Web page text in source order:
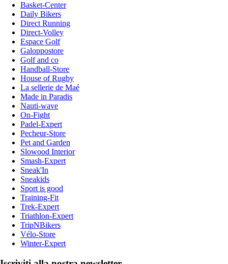
Basket-Center
Daily Bikers
Direct Running
Direct-Volley
Espace Golf
Galoppostore
Golf and co
Handball-Store
House of Rugby
La sellerie de Maé
Made in Paradis
Nauti-wave
On-Fight
Padel-Expert
Pecheur-Store
Pet and Garden
Slowood Interior
Smash-Expert
Sneak'In
Sneakids
Sport is good
Training-Fit
Trek-Expert
Triathlon-Expert
TripNBikers
Vélo-Store
Winter-Expert